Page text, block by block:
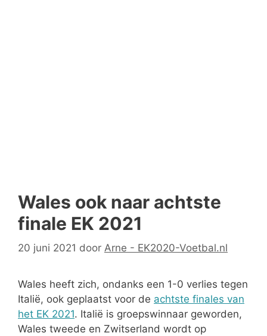
Wales ook naar achtste
finale EK 2021
20 juni 2021 door Arne - EK2020-Voetbal.nl
Wales heeft zich, ondanks een 1-0 verlies tegen
Italië, ook geplaatst voor de achtste finales van
het EK 2021. Italië is groepswinnaar geworden,
Wales tweede en Zwitserland wordt op